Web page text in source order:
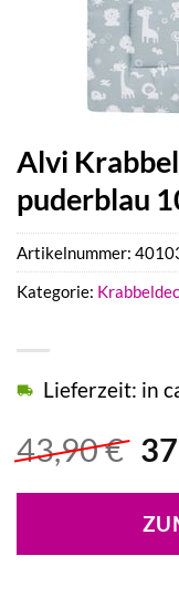
Alvi
puderblau
43,90€
Lieferzeit: in
Artikelnummer:
Kategorie: